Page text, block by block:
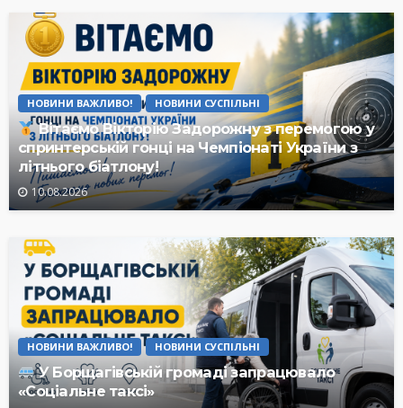
НОВИНИ ВАЖЛИВО! НОВИНИ СУСПІЛЬНІ
Вітаємо Вікторію Задорожну з перемогою у
спринтерській гонці на Чемпіонаті України з
літнього біатлону!
10.08.2026
НОВИНИ ВАЖЛИВО! НОВИНИ СУСПІЛЬНІ
У Борщагівській громаді запрацювало
«Соціальне таксі»